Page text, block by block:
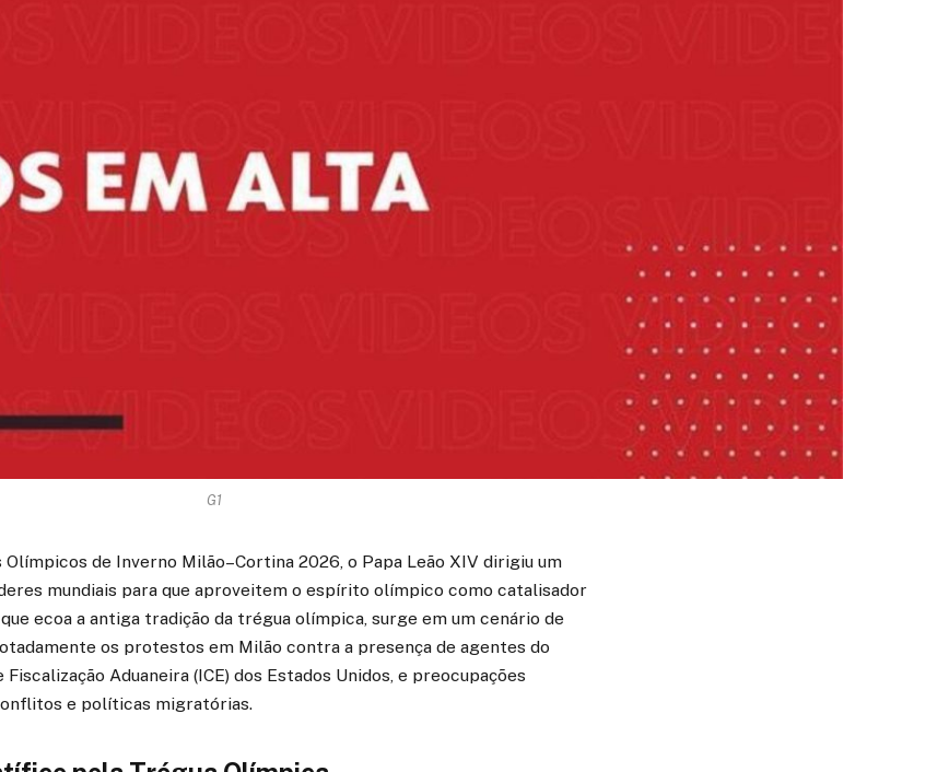
G1
Olímpicos de Inverno Milão–Cortina 2026, o Papa Leão XIV dirigiu um
mundiais para que aproveitem o espírito olímpico como catalisador
ecoa a antiga tradição da trégua olímpica, surge em um cenário de
os protestos em Milão contra a presença de agentes do
Aduaneira (ICE) dos Estados Unidos, e preocupações
e políticas migratórias.